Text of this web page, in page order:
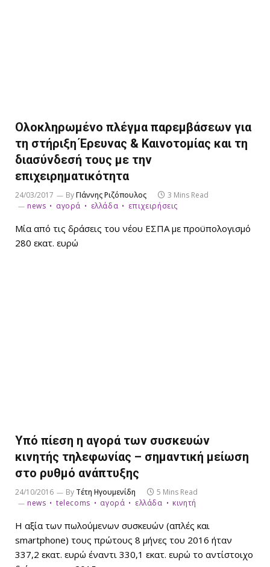
Ολοκληρωμένο πλέγμα παρεμβάσεων για
τη στήριξη Έρευνας & Καινοτομίας και τη
διασύνδεσή τους με την
επιχειρηματικότητα
24/03/2017 ByΓΙάννης Ριζόπουλος
3 Mins Read
news
αγορά ελλάδα επιχειρήσεις
Μία από τις δράσεις του νέου ΕΣΠΑ με προϋπολογισμό
280 εκατ. ευρώ
Υπό πίεση η αγορά των συσκευών
κινητής τηλεφωνίας – σημαντική μείωση
στο ρυθμό ανάπτυξης
24/10/2016 By Τέτη Ηγουμενίδη
5 Mins Read
news
telecoms αγορά ελλάδα κινητή
Η αξία των πωλούμενων συσκευών (απλές και
smartphone) τους πρώτους 8 μήνες του 2016 ήταν
337,2 εκατ. ευρώ έναντι 330,1 εκατ. ευρώ το αντίστοιχο